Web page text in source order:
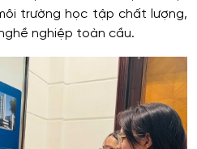
trường học tập chất lượng,
nghiệp toàn cầu.